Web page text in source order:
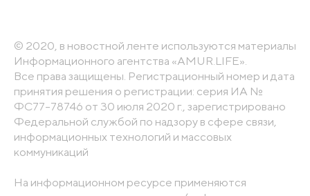
© 2020, в новостной ленте используются материалы
Информационного агентства «AMUR.LIFE».
Все права защищены. Регистрационный номер и дата
принятия решения о регистрации: серия ИА №
ФС77-78746 от 30 июля 2020 г., зарегистрировано
Федеральной службой по надзору в сфере связи,
информационных технологий и массовых
коммуникаций
На информационном ресурсе применяются